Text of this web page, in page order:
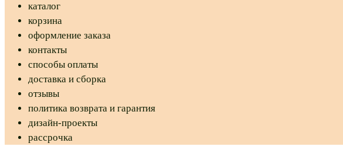
каталог
корзина
оформление заказа
контакты
способы оплаты
доставка и сборка
отзывы
политика возврата и гарантия
дизайн-проекты
рассрочка